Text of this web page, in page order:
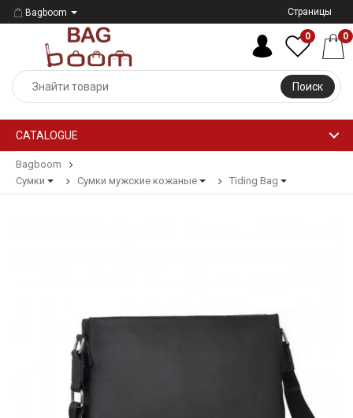
Bagboom Страницы
Поиск
0 0
CATALOGUE
Bagboom
Сумки
Сумки мужские кожаные Tiding Bag